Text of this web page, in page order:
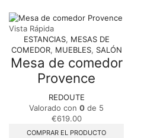
Vista Rápida
ESTANCIAS, MESAS DE
COMEDOR, MUEBLES, SALÓN
Mesa de comedor
Provence
REDOUTE
Valorado con 0 de 5
€619.00
COMPRAR EL PRODUCTO